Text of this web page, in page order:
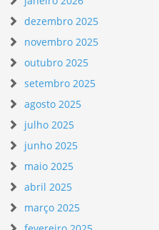
dezembro 2025
novembro 2025
outubro 2025
setembro 2025
agosto 2025
julho 2025
junho 2025
maio 2025
abril 2025
março 2025